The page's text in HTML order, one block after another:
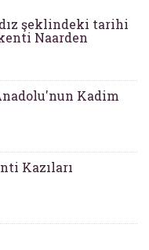
şeklindeki tarihi
Naarden
Kadim
Kazıları